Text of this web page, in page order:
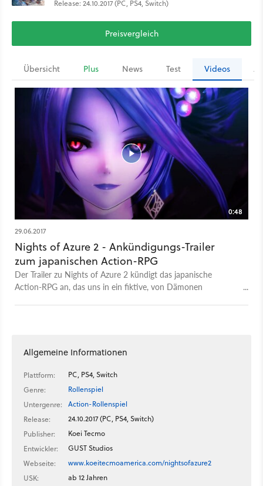
Release: 24.10.2017 (PC, PS4, Switch)
Preisvergleich
Übersicht Plus News Test Videos
0:48
29.06.2017
Nights of Azure 2 - Ankündigungs-Trailer
zum japanischen Action-RPG
Der Trailer zu Nights of Azure 2 kündigt das japanische
Action-RPG an, das uns in ein fiktive, von Dämonen
getötet, nur um wenig später als Halbdämon zu erwachen –
als Gefangene der finsteren religiösen Organisation »Neue
Kurie«.
Allgemeine Informationen
Plattform:
PC, PS4, Switch
Genre:
Rollenspiel
Untergenre:
Action-Rollenspiel
Release:
24.10.2017 (PC, PS4, Switch)
Publisher:
Koei Tecmo
Entwickler:
GUST Studios
Webseite:
www.koeitecmoamerica.com/nightsofazure2
USK:
ab 12 Jahren